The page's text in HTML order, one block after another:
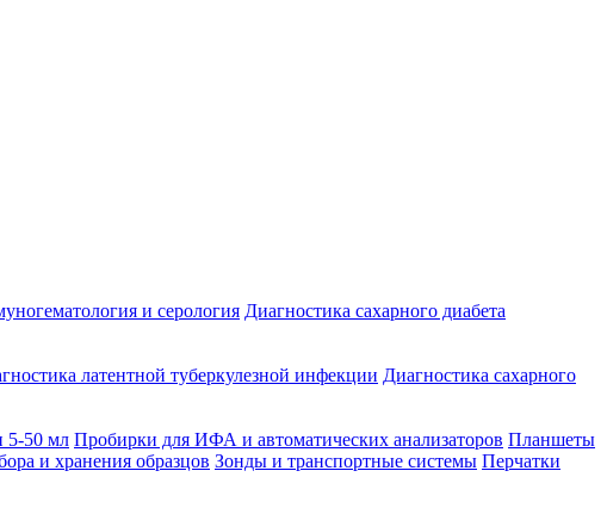
и серология Диагностика сахарного диабета
латентной туберкулезной инфекции Диагностика сахарного
5-50 мл Пробирки для ИФА и автоматических анализаторов Планшеты
и хранения образцов Зонды и транспортные системы Перчатки